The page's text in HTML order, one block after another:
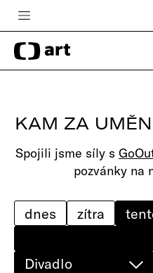
Česká televize
Zpravodajství
iVysílání
TV program
edu
KAM ZA
Spojili jsme síly s
pozvánky na
Divadlo
dnes zítra